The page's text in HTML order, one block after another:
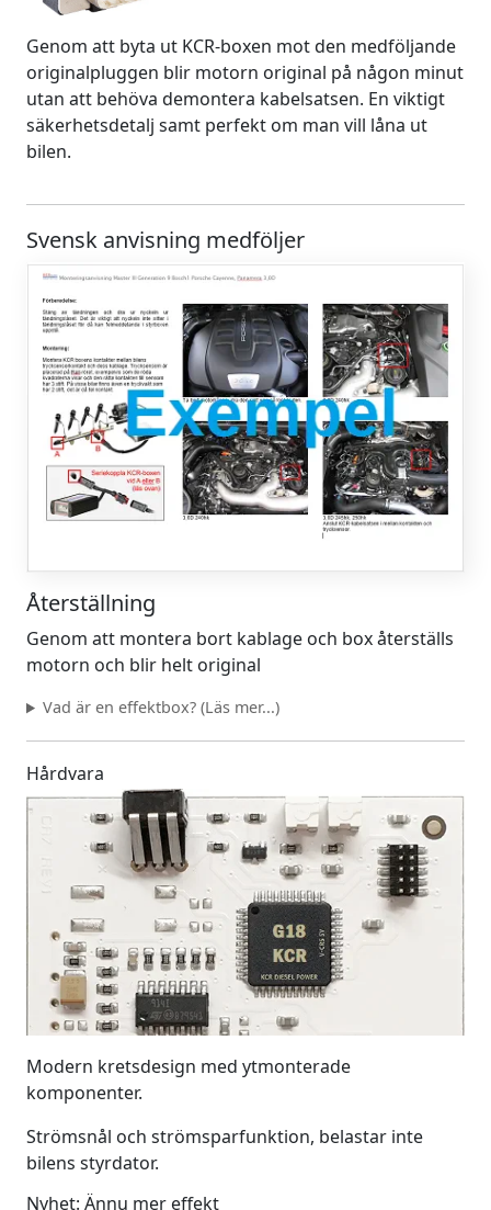
Genom att byta ut KCR-boxen mot den medföljande
originalpluggen blir motorn original på någon minut
utan att behöva demontera kabelsatsen. En viktigt
säkerhetsdetalj samt perfekt om man vill låna ut
bilen.
Svensk anvisning medföljer
Återställning
Genom att montera bort kablage och box återställs
motorn och blir helt original
Vad är en effektbox? (Läs mer...)
Hårdvara
Modern kretsdesign med ytmonterade
komponenter.
Strömsnål och strömsparfunktion, belastar inte
bilens styrdator.
Nyhet: Ännu mer effekt